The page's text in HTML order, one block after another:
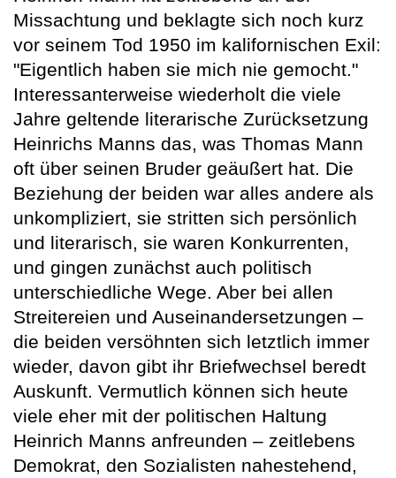
Missachtung und beklagte sich noch kurz
vor seinem Tod 1950 im kalifornischen Exil:
"Eigentlich haben sie mich nie gemocht."
Interessanterweise wiederholt die viele
Jahre geltende literarische Zurücksetzung
Heinrichs Manns das, was Thomas Mann
oft über seinen Bruder geäußert hat. Die
Beziehung der beiden war alles andere als
unkompliziert, sie stritten sich persönlich
und literarisch, sie waren Konkurrenten,
und gingen zunächst auch politisch
unterschiedliche Wege. Aber bei allen
Streitereien und Auseinandersetzungen –
die beiden versöhnten sich letztlich immer
wieder, davon gibt ihr Briefwechsel beredt
Auskunft. Vermutlich können sich heute
viele eher mit der politischen Haltung
Heinrich Manns anfreunden – zeitlebens
Demokrat, den Sozialisten nahestehend,